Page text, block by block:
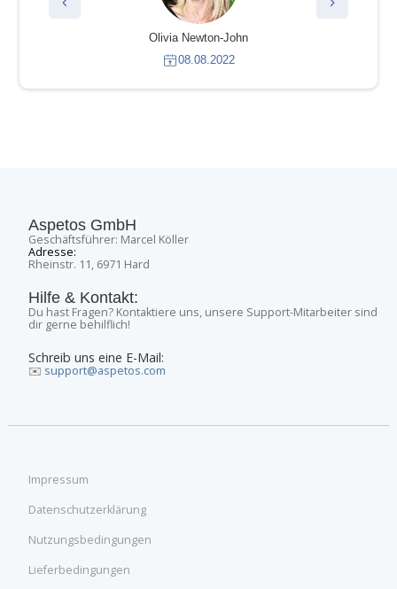
Olivia Newton-John
08.08.2022
Aspetos GmbH
Geschäftsführer: Marcel Köller
Adresse:
Rheinstr. 11, 6971 Hard
Hilfe & Kontakt:
Du hast Fragen? Kontaktiere uns, unsere Support-Mitarbeiter sind
dir gerne behilflich!
Schreib uns eine E-Mail:
✉️ support@aspetos.com
Impressum
Datenschutzerklärung
Nutzungsbedingungen
Lieferbedingungen